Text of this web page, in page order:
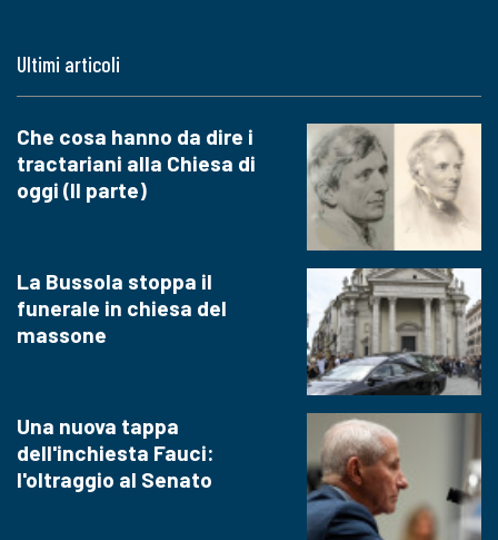
Ultimi articoli
Che cosa hanno da dire i
tractariani alla Chiesa di
oggi (II parte)
La Bussola stoppa il
funerale in chiesa del
massone
Una nuova tappa
dell'inchiesta Fauci:
l'oltraggio al Senato